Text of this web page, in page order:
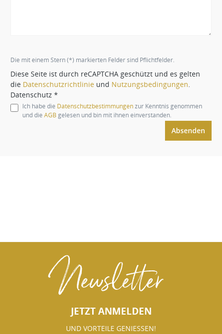
Die mit einem Stern (*) markierten Felder sind Pflichtfelder.
Diese Seite ist durch reCAPTCHA geschützt und es gelten
die Datenschutzrichtlinie und Nutzungsbedingungen.
Datenschutz *
Ich habe die Datenschutzbestimmungenzur Kenntnis genommen
und die AGB gelesen und bin mit ihnen einverstanden.
Absenden
Newsletter
JETZT ANMELDEN
UND VORTEILE GENIESSEN!